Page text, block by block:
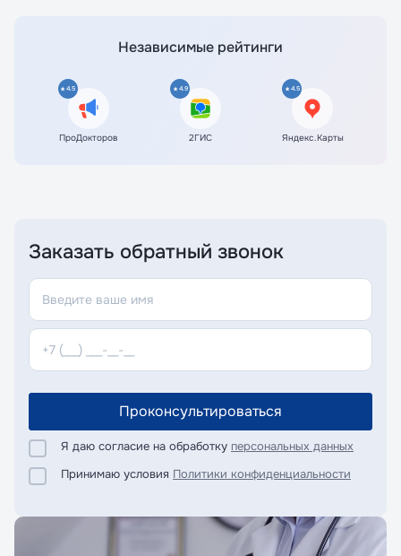
Независимые рейтинги
4.5
ПроДокторов
4.9
2ГИС
4.5
Яндекс.Карты
Заказать обратный звонок
Проконсультироваться
Я даю согласие на обработку персональных данных
Принимаю условия Политики конфиденциальности